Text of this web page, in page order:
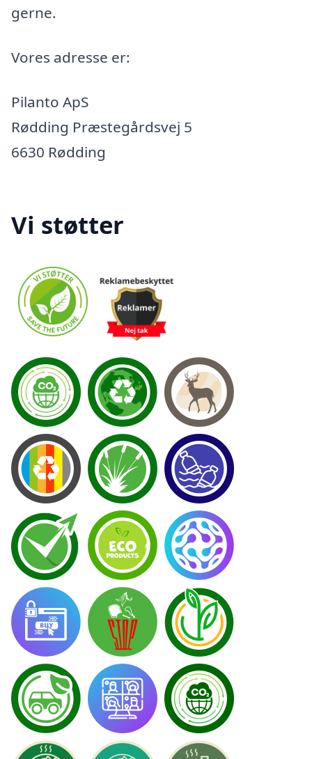
gerne.
Vores adresse er:
Pilanto ApS
Rødding Præstegårdsvej 5
6630 Rødding
Vi støtter